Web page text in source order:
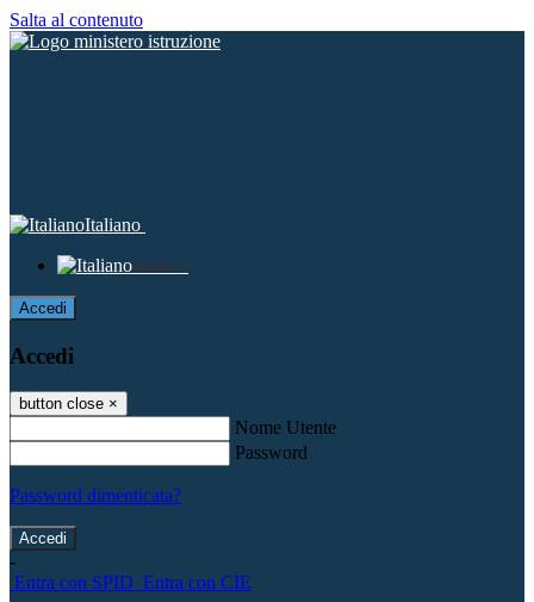
Salta al contenuto
Italiano
Italiano
Accedi
Accedi
button close ×
Nome Utente
Password
Password dimenticata?
-
Entra con SPID Entra con CIE